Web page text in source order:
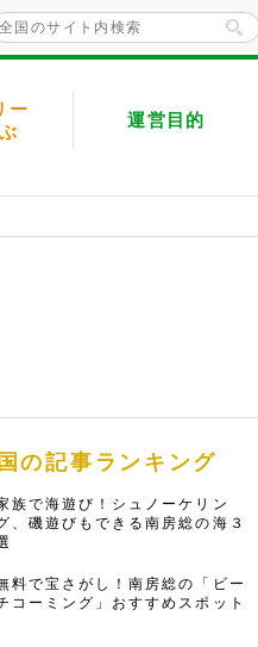
ー
運営目的
の記事ランキング
族で海遊び！シュノーケリン
、磯遊びもできる南房総の海３
料で宝さがし！南房総の「ビー
コーミング」おすすめスポット